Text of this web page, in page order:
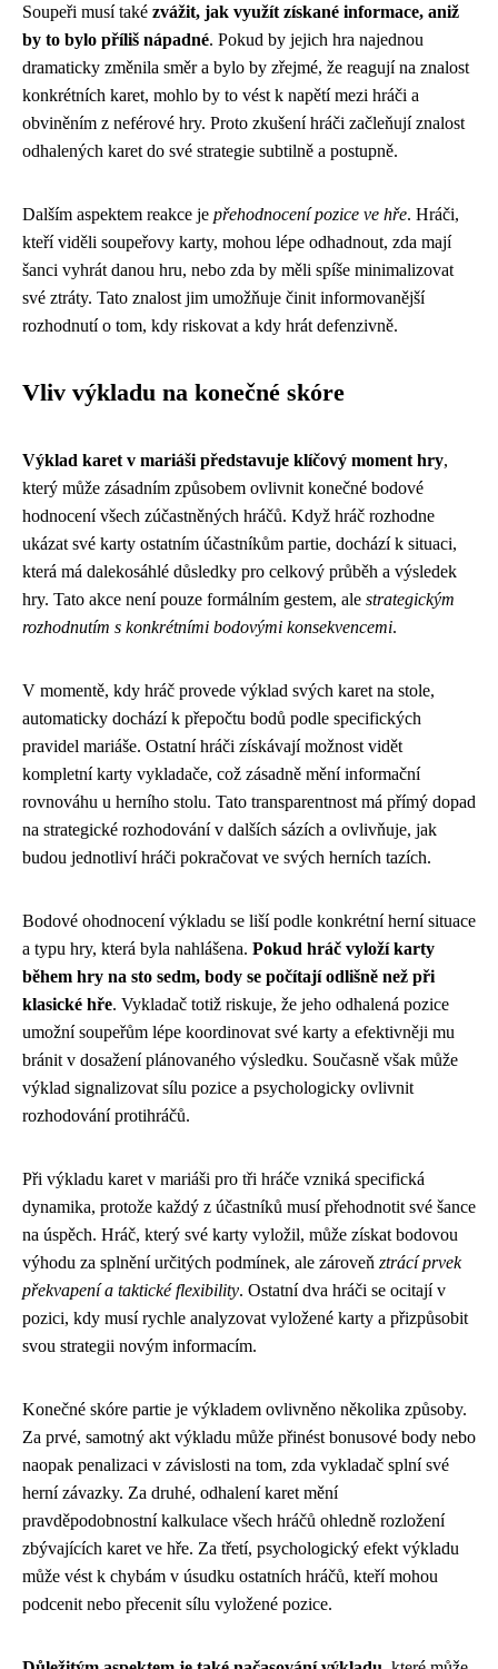
Soupeři musí také zvážit, jak využít získané informace, aniž
by to bylo příliš nápadné. Pokud by jejich hra najednou
dramaticky změnila směr a bylo by zřejmé, že reagují na znalost
konkrétních karet, mohlo by to vést k napětí mezi hráči a
obviněním z neférové hry. Proto zkušení hráči začleňují znalost
odhalených karet do své strategie subtilně a postupně.
Dalším aspektem reakce je přehodnocení pozice ve hře. Hráči,
kteří viděli soupeřovy karty, mohou lépe odhadnout, zda mají
šanci vyhrát danou hru, nebo zda by měli spíše minimalizovat
své ztráty. Tato znalost jim umožňuje činit informovanější
rozhodnutí o tom, kdy riskovat a kdy hrát defenzivně.
Vliv výkladu na konečné skóre
Výklad karet v mariáši představuje klíčový moment hry,
který může zásadním způsobem ovlivnit konečné bodové
hodnocení všech zúčastněných hráčů. Když hráč rozhodne
ukázat své karty ostatním účastníkům partie, dochází k situaci,
která má dalekosáhlé důsledky pro celkový průběh a výsledek
hry. Tato akce není pouze formálním gestem, ale strategickým
rozhodnutím s konkrétními bodovými konsekvencemi.
V momentě, kdy hráč provede výklad svých karet na stole,
automaticky dochází k přepočtu bodů podle specifických
pravidel mariáše. Ostatní hráči získávají možnost vidět
kompletní karty vykladače, což zásadně mění informační
rovnováhu u herního stolu. Tato transparentnost má přímý dopad
na strategické rozhodování v dalších sázích a ovlivňuje, jak
budou jednotliví hráči pokračovat ve svých herních tazích.
Bodové ohodnocení výkladu se liší podle konkrétní herní situace
a typu hry, která byla nahlášena. Pokud hráč vyloží karty
během hry na sto sedm, body se počítají odlišně než při
klasické hře. Vykladač totiž riskuje, že jeho odhalená pozice
umožní soupeřům lépe koordinovat své karty a efektivněji mu
bránit v dosažení plánovaného výsledku. Současně však může
výklad signalizovat sílu pozice a psychologicky ovlivnit
rozhodování protihráčů.
Při výkladu karet v mariáši pro tři hráče vzniká specifická
dynamika, protože každý z účastníků musí přehodnotit své šance
na úspěch. Hráč, který své karty vyložil, může získat bodovou
výhodu za splnění určitých podmínek, ale zároveň ztrácí prvek
překvapení a taktické flexibility. Ostatní dva hráči se ocitají v
pozici, kdy musí rychle analyzovat vyložené karty a přizpůsobit
svou strategii novým informacím.
Konečné skóre partie je výkladem ovlivněno několika způsoby.
Za prvé, samotný akt výkladu může přinést bonusové body nebo
naopak penalizaci v závislosti na tom, zda vykladač splní své
herní závazky. Za druhé, odhalení karet mění
pravděpodobnostní kalkulace všech hráčů ohledně rozložení
zbývajících karet ve hře. Za třetí, psychologický efekt výkladu
může vést k chybám v úsudku ostatních hráčů, kteří mohou
podcenit nebo přecenit sílu vyložené pozice.